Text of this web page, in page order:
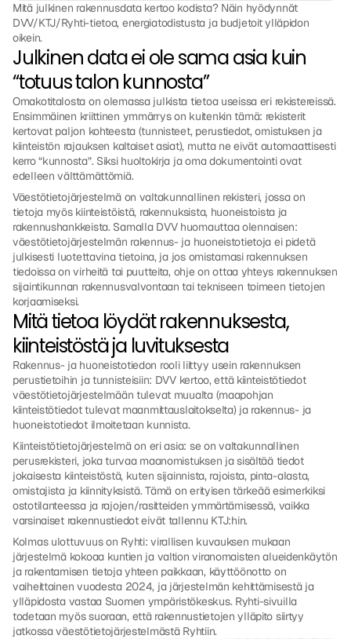
Mitä julkinen rakennusdata kertoo kodista? Näin hyödynnät
DVV/KTJ/Ryhti-tietoa, energiatodistusta ja budjetoit ylläpidon
oikein.
Julkinen data ei ole sama asia kuin
“totuus talon kunnosta”
Omakotitalosta on olemassa julkista tietoa useissa eri rekistereissä.
Ensimmäinen kriittinen ymmärrys on kuitenkin tämä: rekisterit
kertovat paljon kohteesta (tunnisteet, perustiedot, omistuksen ja
kiinteistön rajauksen kaltaiset asiat), mutta ne eivät automaattisesti
kerro “kunnosta”. Siksi huoltokirja ja oma dokumentointi ovat
edelleen välttämättömiä.
Väestötietojärjestelmä on valtakunnallinen rekisteri, jossa on
tietoja myös kiinteistöistä, rakennuksista, huoneistoista ja
rakennushankkeista. Samalla DVV huomauttaa olennaisen:
väestötietojärjestelmän rakennus- ja huoneistotietoja ei pidetä
julkisesti luotettavina tietoina, ja jos omistamasi rakennuksen
tiedoissa on virheitä tai puutteita, ohje on ottaa yhteys rakennuksen
sijaintikunnan rakennusvalvontaan tai tekniseen toimeen tietojen
korjaamiseksi.
Mitä tietoa löydät rakennuksesta,
kiinteistöstä ja luvituksesta
Rakennus- ja huoneistotiedon rooli liittyy usein rakennuksen
perustietoihin ja tunnisteisiin: DVV kertoo, että kiinteistötiedot
väestötietojärjestelmään tulevat muualta (maapohjan
kiinteistötiedot tulevat maanmittauslaitokselta) ja rakennus- ja
huoneistotiedot ilmoitetaan kunnista.
Kiinteistötietojärjestelmä on eri asia: se on valtakunnallinen
perusrekisteri, joka turvaa maanomistuksen ja sisältää tiedot
jokaisesta kiinteistöstä, kuten sijainnista, rajoista, pinta-alasta,
omistajista ja kiinnityksistä. Tämä on erityisen tärkeää esimerkiksi
ostotilanteessa ja rajojen/rasitteiden ymmärtämisessä, vaikka
varsinaiset rakennustiedot eivät tallennu KTJ:hin.
Kolmas ulottuvuus on Ryhti: virallisen kuvauksen mukaan
järjestelmä kokoaa kuntien ja valtion viranomaisten alueidenkäytön
ja rakentamisen tietoja yhteen paikkaan, käyttöönotto on
vaiheittainen vuodesta 2024, ja järjestelmän kehittämisestä ja
ylläpidosta vastaa Suomen ympäristökeskus. Ryhti-sivuilla
todetaan myös suoraan, että rakennustietojen ylläpito siirtyy
jatkossa väestötietojärjestelmästä Ryhtiin.